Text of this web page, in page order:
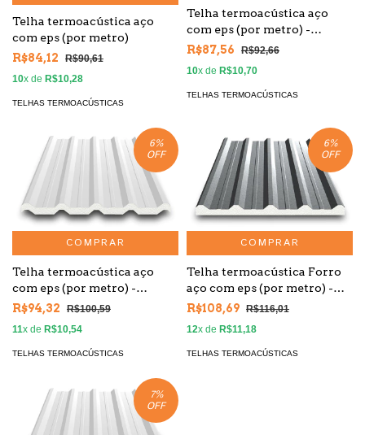
Telha termoacústica aço
com eps (por metro)
R$84,12
R$90,61
10x de R$10,28
TELHAS TERMOACÚSTICAS
Telha termoacústica aço
com eps (por metro) -
Colada
R$87,56
R$92,66
10x de R$10,70
TELHAS TERMOACÚSTICAS
6%
OFF
COMPRAR
Telha termoacústica aço
com eps (por metro) -
Colada - Branca
R$94,32
R$100,59
11x de R$10,54
TELHAS TERMOACÚSTICAS
6%
OFF
COMPRAR
Telha termoacústica Forro
aço com eps (por metro) -
Colada - Branco 1 face
R$108,69 R$116,01
12x de R$11,18
TELHAS TERMOACÚSTICAS
7%
OFF